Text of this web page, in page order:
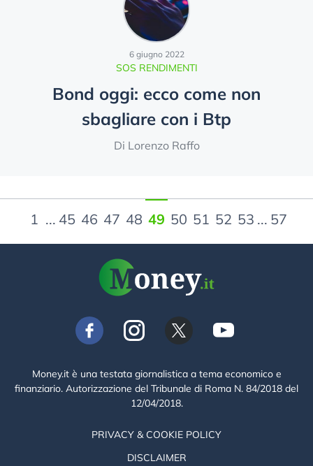
SOS RENDIMENTI
6 giugno 2022
Bond oggi: ecco come non
sbagliare con i Btp
Di Lorenzo Raffo
1 ... 45 46 47 48 49 50 51 52 53 ... 57
Money.it è una testata giornalistica a tema economico e
finanziario. Autorizzazione del Tribunale di Roma N. 84/2018 del
12/04/2018.
PRIVACY & COOKIE POLICY
DISCLAIMER